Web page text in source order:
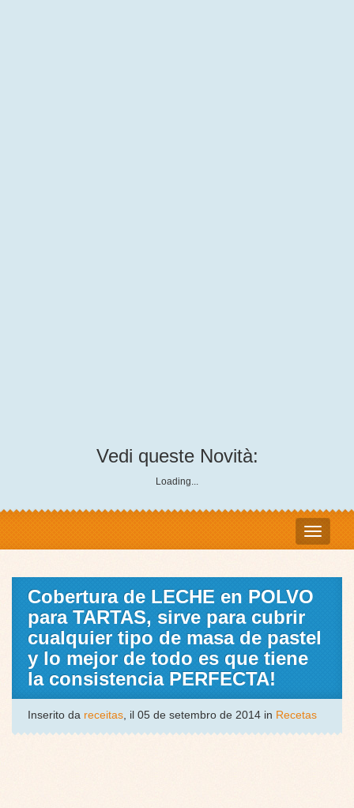
Vedi queste Novità:
Loading...
Cobertura de LECHE en POLVO
para TARTAS, sirve para cubrir
cualquier tipo de masa de pastel
y lo mejor de todo es que tiene
la consistencia PERFECTA!
Inserito da receitas, il 05 de setembro de 2014 in Recetas